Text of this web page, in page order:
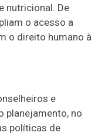
nutricional. De
o acesso a
o direito humano à
e
planejamento, no
políticas de